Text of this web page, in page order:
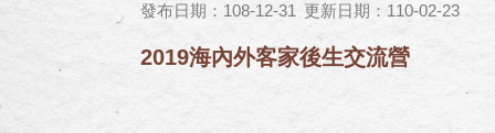
發布日期：108-12-31 更新日期：110-02-23
2019海內外客家後生交流營